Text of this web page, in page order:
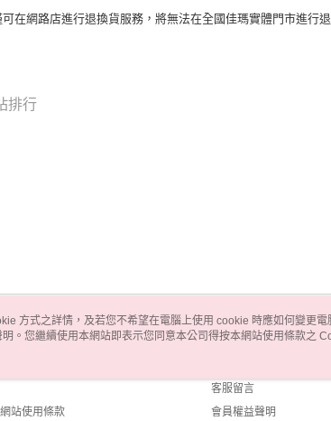
在網路店進行退換貨服務，將無法在全國佳瑪實體門市進行
排行
站使用條款
客服資訊
客服留言
會員權益聲明
方式之詳情，及若您不希望在電腦上使用 cookie 時應如何變更電
明。您繼續使用本網站即表示您同意本公司得按本網站使用條款之